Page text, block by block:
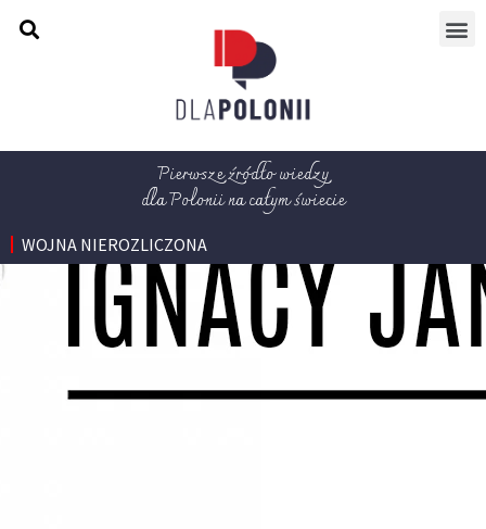
Pierwsze źródło wiedzy
dla Polonii na całym świecie
WOJNA NIEROZLICZONA